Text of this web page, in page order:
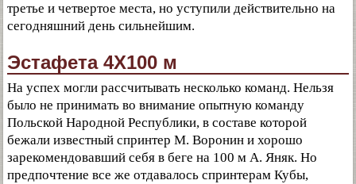
третье и четвертое места, но уступили действительно на
сегодняшний день сильнейшим.
Эстафета 4X100 м
На успех могли рассчитывать несколько команд. Нельзя
было не принимать во внимание опытную команду
Польской Народной Республики, в составе которой
бежали известный спринтер М. Воронин и хорошо
зарекомендовавший себя в беге на 100 м А. Яняк. Но
предпочтение все же отдавалось спринтерам Кубы,